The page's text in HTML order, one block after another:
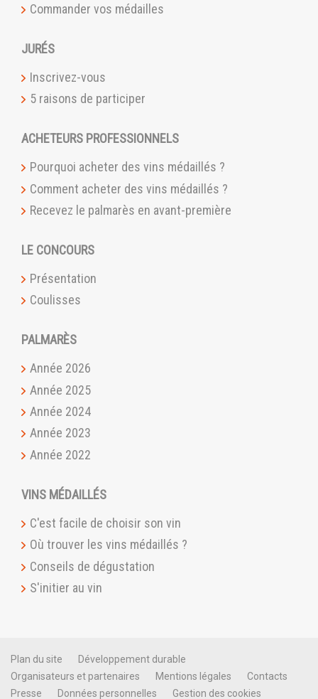
Commander vos médailles
JURÉS
Inscrivez-vous
5 raisons de participer
ACHETEURS PROFESSIONNELS
Pourquoi acheter des vins médaillés ?
Comment acheter des vins médaillés ?
Recevez le palmarès en avant-première
LE CONCOURS
Présentation
Coulisses
PALMARÈS
Année 2026
Année 2025
Année 2024
Année 2023
Année 2022
VINS MÉDAILLÉS
C'est facile de choisir son vin
Où trouver les vins médaillés ?
Conseils de dégustation
S'initier au vin
Plan du site
Développement durable
Organisateurs et partenaires
Mentions légales
Contacts
Presse
Données personnelles Gestion des cookies